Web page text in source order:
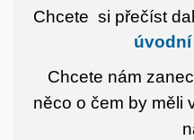
Chcete si přečíst
Chcete nám
něco o čem by měli